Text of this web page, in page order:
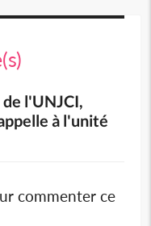
l'UNJCI,
à l'unité
commenter ce